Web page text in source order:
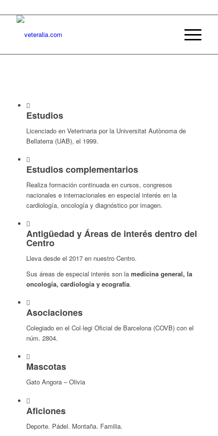
Estudios
Licenciado en Veterinaria por la Universitat Autònoma de
Bellaterra (UAB), el 1999.
Estudios complementarios
Realiza formación continuada en cursos, congresos
nacionales e internacionales en especial interés en la
cardiología, oncología y diagnóstico por imagen.
Antigüedad y Áreas de interés dentro del
Centro
Lleva desde el 2017 en nuestro Centro.
Sus áreas de especial interés son la medicina general, la
oncología, cardiología y ecografía.
Asociaciones
Colegiado en el Col·legi Oficial de Barcelona (COVB) con el
núm. 2804.
Mascotas
Gato Angora – Olivia
Aficiones
Deporte. Pádel. Montaña. Familia.